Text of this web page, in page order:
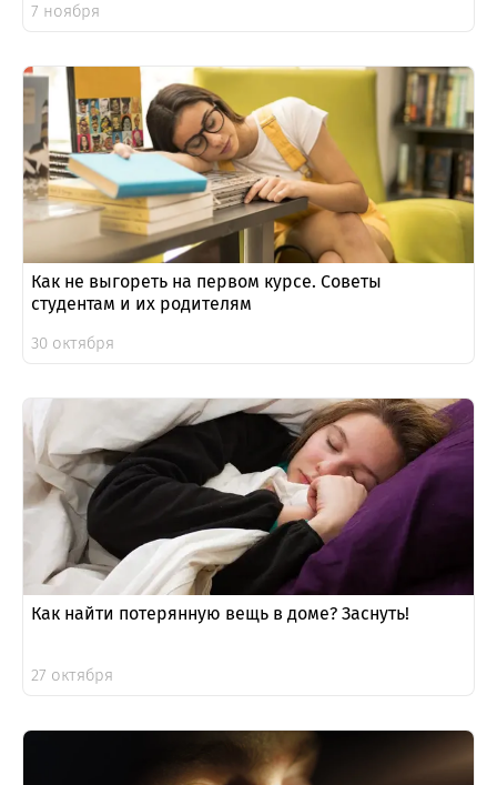
7 ноября
Как не выгореть на первом курсе. Советы
студентам и их родителям
30 октября
Как найти потерянную вещь в доме? Заснуть!
27 октября